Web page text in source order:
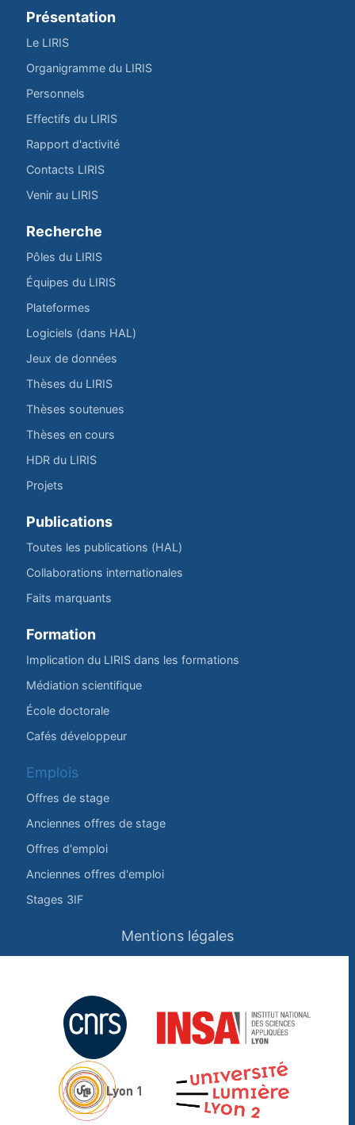
Présentation
Le LIRIS
Organigramme du LIRIS
Personnels
Effectifs du LIRIS
Rapport d'activité
Contacts LIRIS
Venir au LIRIS
Recherche
Pôles du LIRIS
Équipes du LIRIS
Plateformes
Logiciels (dans HAL)
Jeux de données
Thèses du LIRIS
Thèses soutenues
Thèses en cours
HDR du LIRIS
Projets
Publications
Toutes les publications (HAL)
Collaborations internationales
Faits marquants
Formation
Implication du LIRIS dans les formations
Médiation scientifique
École doctorale
Cafés développeur
Emplois
Offres de stage
Anciennes offres de stage
Offres d'emploi
Anciennes offres d'emploi
Stages 3IF
Mentions légales